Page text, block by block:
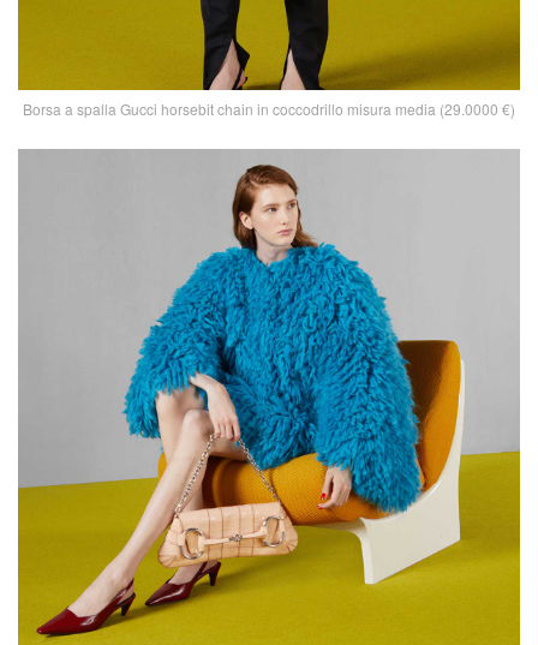
Borsa a spalla Gucci horsebit chain in coccodrillo misura media (29.0000 €)